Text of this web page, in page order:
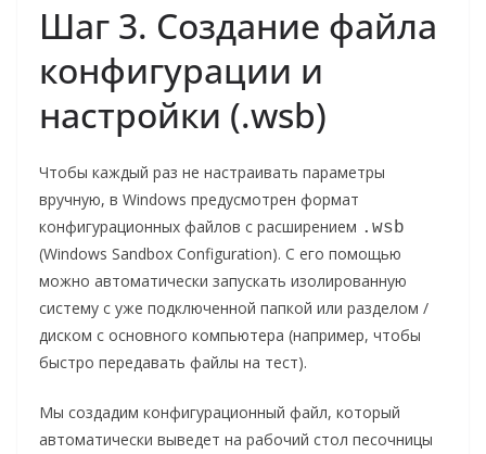
Шаг 3. Создание файла
конфигурации и
настройки (.wsb)
Чтобы каждый раз не настраивать параметры
вручную, в Windows предусмотрен формат
конфигурационных файлов с расширением .wsb
(Windows Sandbox Configuration). С его помощью
можно автоматически запускать изолированную
систему с уже подключенной папкой или разделом /
диском с основного компьютера (например, чтобы
быстро передавать файлы на тест).
Мы создадим конфигурационный файл, который
автоматически выведет на рабочий стол песочницы